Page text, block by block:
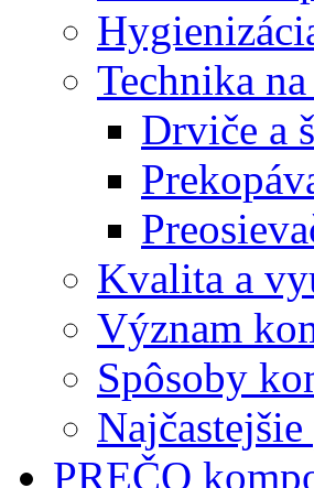
Technika
Drviče a
Kvalita a
Význam
Spôsoby
PREČO